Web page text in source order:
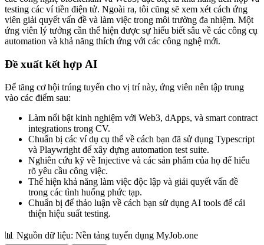
testing các ví tiền điện tử. Ngoài ra, tôi cũng sẽ xem xét cách ứng
viên giải quyết vấn đề và làm việc trong môi trường đa nhiệm. Một
ứng viên lý tưởng cần thể hiện được sự hiểu biết sâu về các công cụ
automation và khả năng thích ứng với các công nghệ mới.
Đề xuất kết hợp AI
Để tăng cơ hội trúng tuyển cho vị trí này, ứng viên nên tập trung
vào các điểm sau:
Làm nổi bật kinh nghiệm với Web3, dApps, và smart contract
integrations trong CV.
Chuẩn bị các ví dụ cụ thể về cách bạn đã sử dụng Typescript
và Playwright để xây dựng automation test suite.
Nghiên cứu kỹ về Injective và các sản phẩm của họ để hiểu
rõ yêu cầu công việc.
Thể hiện khả năng làm việc độc lập và giải quyết vấn đề
trong các tình huống phức tạp.
Chuẩn bị để thảo luận về cách bạn sử dụng AI tools để cải
thiện hiệu suất testing.
📊 Nguồn dữ liệu: Nền tảng tuyển dụng MyJob.one